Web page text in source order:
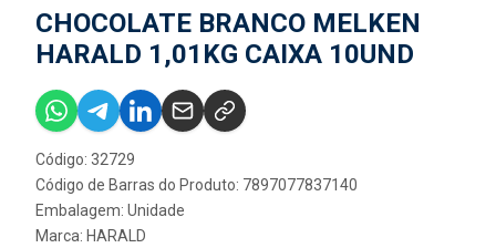
CHOCOLATE BRANCO MELKEN
HARALD 1,01KG CAIXA 10UND
Código: 32729
Código de Barras do Produto: 7897077837140
Embalagem: Unidade
Marca: HARALD